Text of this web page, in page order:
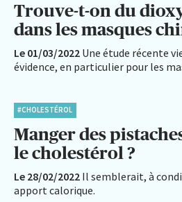
Trouve-t-on du
dans les masques
Le 01/03/2022 Une étude récente
évidence, en particulier pour les
#CHOLESTÉROL
Manger des
le cholestérol ?
Le 28/02/2022 Il semblerait, à
apport calorique.